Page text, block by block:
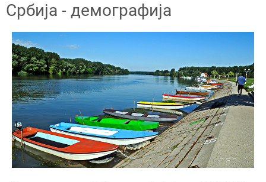
Србија - демографија